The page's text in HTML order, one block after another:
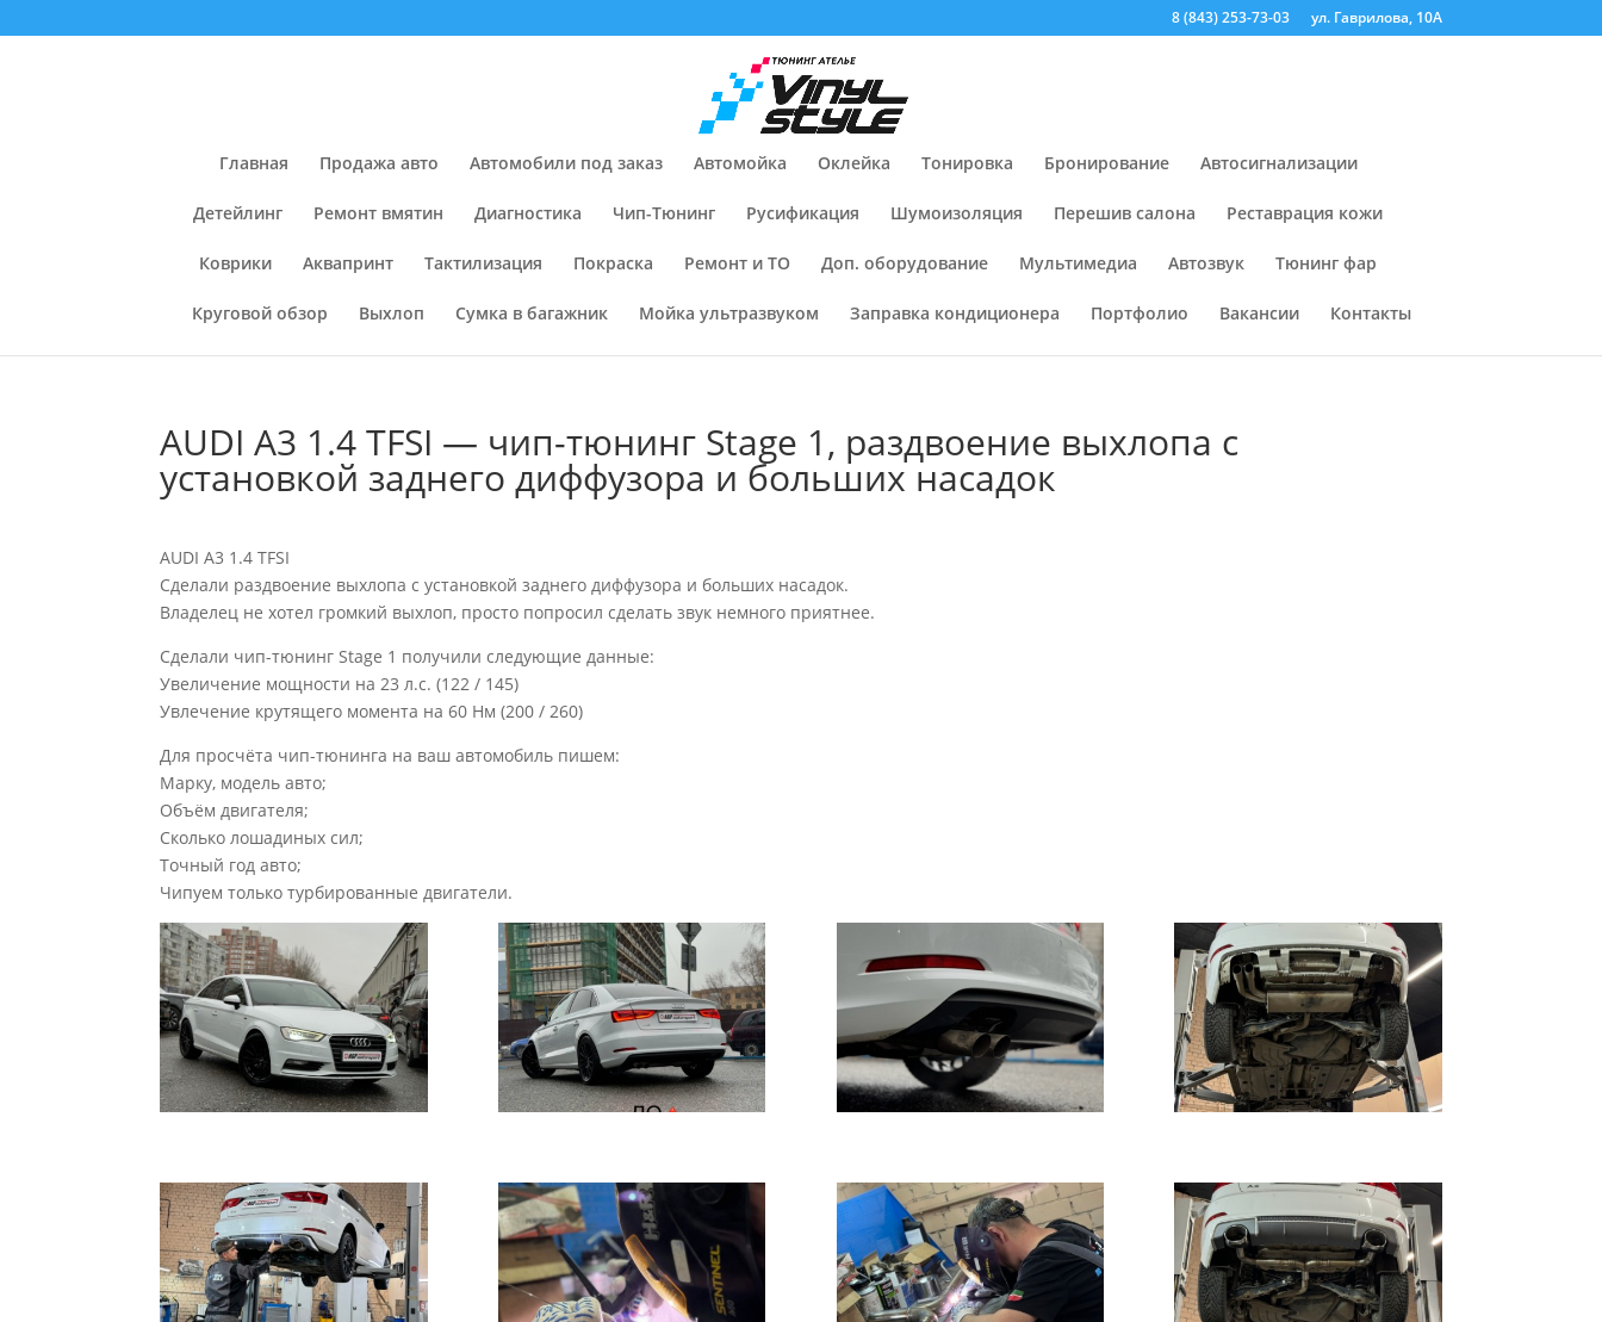
8 (843) 253-73-03 ул. Гаврилова, 10А
Главная Продажа авто Автомобили под заказ Автомойка Оклейка Тонировка Бронирование Автосигнализации
Детейлинг Ремонт вмятин Диагностика Чип-Тюнинг Русификация Шумоизоляция Перешив салона Реставрация кожи
Коврики Аквапринт Тактилизация Покраска Ремонт и ТО Доп. оборудование Мультимедиа Автозвук Тюнинг фар
Круговой обзор Выхлоп Сумка в багажник Мойка ультразвуком Заправка кондиционера Портфолио Вакансии Контакты
AUDI A3 1.4 TFSI — чип-тюнинг Stage 1, раздвоение выхлопа с
установкой заднего диффузора и больших насадок
AUDI A3 1.4 TFSI
Сделали раздвоение выхлопа с установкой заднего диффузора и больших насадок.
Владелец не хотел громкий выхлоп, просто попросил сделать звук немного приятнее.
Сделали чип-тюнинг Stage 1 получили следующие данные:
Увеличение мощности на 23 л.с. (122 / 145)
Увлечение крутящего момента на 60 Нм (200 / 260)
Для просчёта чип-тюнинга на ваш автомобиль пишем:
Марку, модель авто;
Объём двигателя;
Сколько лошадиных сил;
Точный год авто;
Чипуем только турбированные двигатели.